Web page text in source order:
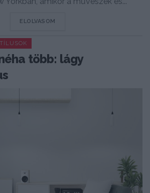
ELOLVASOM
több: lágy